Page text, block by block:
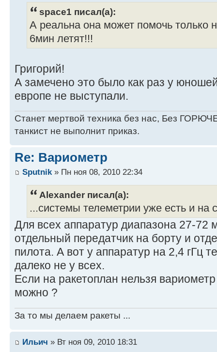
space1 писал(а):
А реальна она может помочь только
6мин летят!!!
Григорий!
А замечено это было как раз у
европе не выступали.
Станет мертвой техника без нас, Без
танкист не выполнит приказ.
Re: Вариометр
Sputnik » Пн ноя 08, 2010 22:34
Alexander писал(а):
...системы телеметрии уже есть и на
Для всех аппаратур диапазона 27-72
отдельный передатчик на борту и
пилота. А вот у аппаратур на 2,4 гГц
далеко не у всех.
Если на ракетоплан нельзя
можно ?
За то мы делаем ракеты ...
Ильич » Вт ноя 09, 2010 18:31